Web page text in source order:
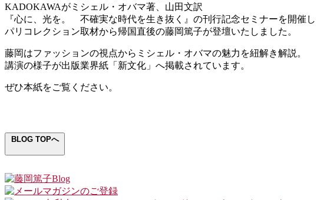
KADOKAWAがミシェル・オバマ著、山田文訳
『心に、光を。 不確実な時代を生き抜く』の刊行記念セミナーを開催し
パリコレクション取材から帰国直後の藤岡篤子が登壇いたしました。
藤岡はファッションの視点からミシェル・オバマの魅力を紐解き解説。
講演の様子が出版業界紙「新文化」へ掲載されています。
ぜひ本紙をご覧ください。
BLOG TOPへ